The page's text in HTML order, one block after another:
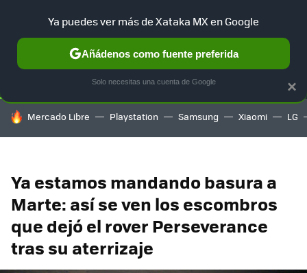
SELECCIÓN GAMING HOME AUTO TERRITORIO
HOY SE HABLA DE
Mercado Libre Playstation Samsung Xiaomi LG
Ya estamos mandando basura a
Marte: así se ven los escombros
que dejó el rover Perseverance
tras su aterrizaje
×
Ya puedes ver más de Xataka MX en Google
Añádenos como fuente preferida
Solo necesitas una cuenta de Google